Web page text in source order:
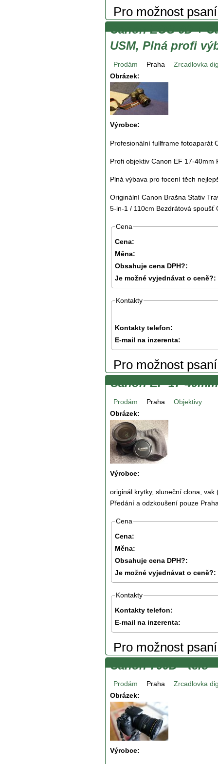
Pro možnost
Canon EOS 6D +
USM, Plná profi
Prodám Praha
Zrcadlovka
Obrázek:
Výrobce:
Profesionální fullframe fotoaparát
Profi objektiv Canon EF 17-
Plná výbava pro focení těch
Originální Canon Brašna Stativ
5-in-1 / 110cm Bezdrátová spoušť
Cena
Cena:
Měna:
Obsahuje cena DPH?:
Je možné vyjednávat o ceně?:
Kontakty
Kontakty telefon:
E-mail na inzerenta:
Pro možnost
Canon EF 17-
Prodám Praha
Objektivy
Obrázek:
Výrobce:
originál krytky, sluneční clona,
Předání a odzkoušení pouze
Cena
Cena:
Měna:
Obsahuje cena DPH?:
Je možné vyjednávat o ceně?:
Kontakty
Kontakty telefon:
E-mail na inzerenta:
Pro možnost
Canon 700D - tělo
Prodám Praha
Zrcadlovka
Obrázek:
Výrobce: